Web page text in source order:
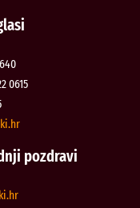
0615
pozdravi